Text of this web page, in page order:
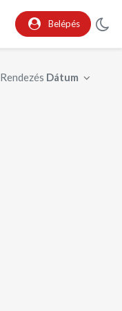
Belépés
Rendezés Dátum